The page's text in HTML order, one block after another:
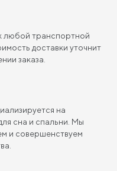
любой транспортной
доставки уточнит
заказа.
на
сна и спальни. Мы
и совершенствуем